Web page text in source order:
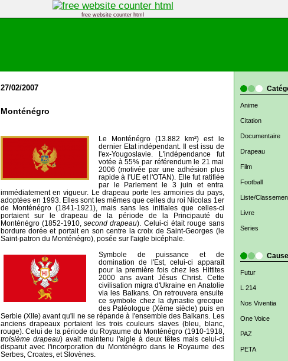
free website counter html
Anime
Citation
Documentaire
Drapeau
Film
Football
Liste/
Livre
Series
Futur
L 214
Nos Viventia
One Voice
PAZ
PETA
27/02/2007
Monténégro
Le Monténégro (13.882 km²) est le
dernier Etat indépendant. Il est issu de
l'ex-Yougoslavie. L'indépendance fut
votée à 55% par référendum le 21 mai
2006 (motivée par une adhésion plus
rapide à l'UE et l'OTAN). Elle fut ratifiée
par le Parlement le 3 juin et entra
immédiatement en vigueur. Le drapeau porte les armoiries du pays,
adoptées en 1993. Elles sont les mêmes que celles du roi Nicolas 1er
de Monténégro (1841-1921), mais sans les initiales que celles-ci
portaient sur le drapeau de la période de la Principauté du
Monténégro (1852-1910,second drapeau). Celui-ci était rouge sans
bordure dorée et portait en son centre la croix de Saint-Georges (le
Saint-patron du Monténégro), posée sur l'aigle bicéphale.
Symbole de puissance et de
domination de l'Est, celui-ci apparaît
pour la première fois chez les Hittites
2000 ans avant Jésus Christ. Cette
civilisation migra d'Ukraine en Anatolie
via les Balkans. On retrouvera ensuite
ce symbole chez la dynastie grecque
des Paléologue (Xème siècle) puis en
Serbie (XIIe) avant qu'il ne se répande à l'ensemble des Balkans. Les
anciens drapeaux portaient les trois couleurs slaves (bleu, blanc,
rouge). Celui de la période du Royaume du Monténégro (1910-1918,
troisième drapeau) avait maintenu l'aigle à deux têtes mais celui-ci
disparut avec l'incorporation du Monténégro dans le Royaume des
Serbes, Croates, et Slovènes.